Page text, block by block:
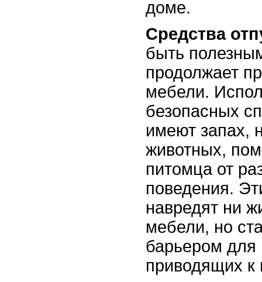
доме.
Средства
быть
продолжает
мебели.
безопасных
имеют запах,
животных,
питомца от
поведения.
навредят ни
мебели, но
барьером для
приводящих